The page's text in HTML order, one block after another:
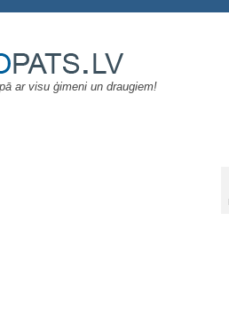
ar visu ģimeni un draugiem!